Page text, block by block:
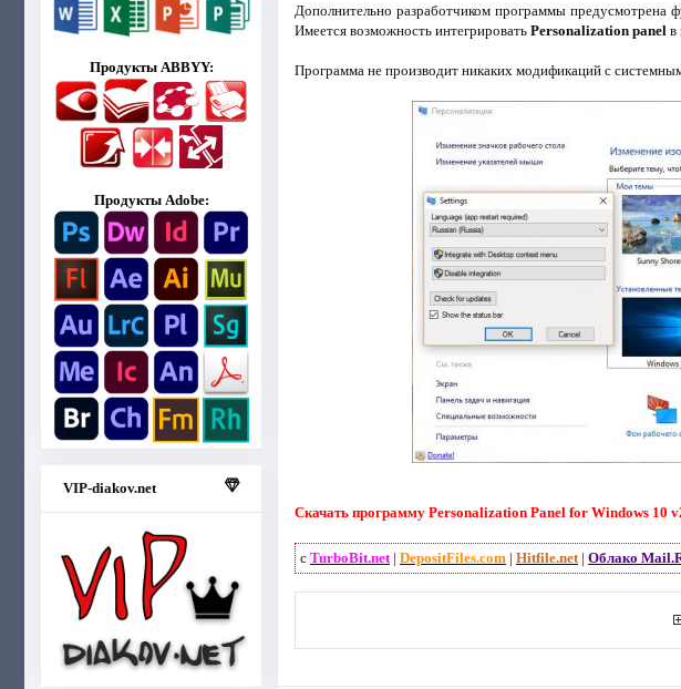
Продукты ABBYY:
Продукты Adobe:
VIP-diakov.net
Дополнительно разработчиком программы предусмотрена
Имеется возможность интегрировать Personalization panel в
Программа не производит никаких модификаций с
Скачать программу Personalization Panel for Windows 10
с TurboBit.net| DepositFiles.com | Hitfile.net| Облако